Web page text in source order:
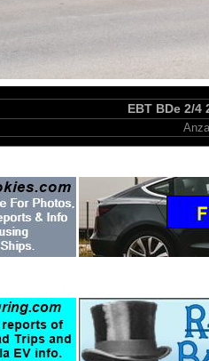
EBT BDe 2/4